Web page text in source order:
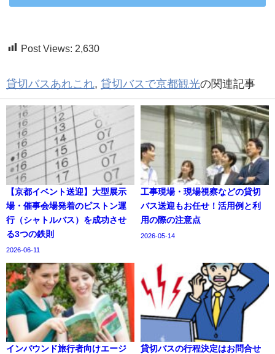
Post Views: 2,630
貸切バスあれこれ, 貸切バスで京都観光の関連記事
【京都イベント送迎】大型展示
場・催事会場発着のピストン運
行（シャトルバス）を成功させ
る3つの鉄則
2026-06-11
工事現場・現場視察などの貸切
バス送迎もお任せ！活用例と利
用の際の注意点
2026-05-14
インバウンド旅行者向けエージ
貸切バスの行程決定はお問合せ